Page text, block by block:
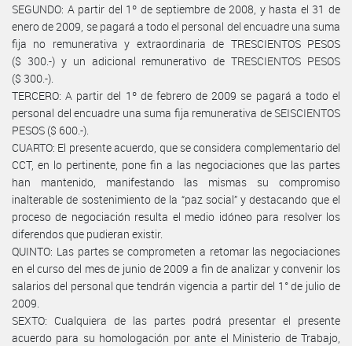
SEGUNDO: A partir del 1º de septiembre de 2008, y hasta el 31 de
enero de 2009, se pagará a todo el personal del encuadre una suma
fija no remunerativa y extraordinaria de TRESCIENTOS PESOS
($ 300.-) y un adicional remunerativo de TRESCIENTOS PESOS
($ 300.-).
TERCERO: A partir del 1º de febrero de 2009 se pagará a todo el
personal del encuadre una suma fija remunerativa de SEISCIENTOS
PESOS ($ 600.-).
CUARTO: El presente acuerdo, que se considera complementario del
CCT, en lo pertinente, pone fin a las negociaciones que las partes
han mantenido, manifestando las mismas su compromiso
inalterable de sostenimiento de la “paz social” y destacando que el
proceso de negociación resulta el medio idóneo para resolver los
diferendos que pudieran existir.
QUINTO: Las partes se comprometen a retomar las negociaciones
en el curso del mes de junio de 2009 a fin de analizar y convenir los
salarios del personal que tendrán vigencia a partir del 1° de julio de
2009.
SEXTO: Cualquiera de las partes podrá presentar el presente
acuerdo para su homologación por ante el Ministerio de Trabajo,